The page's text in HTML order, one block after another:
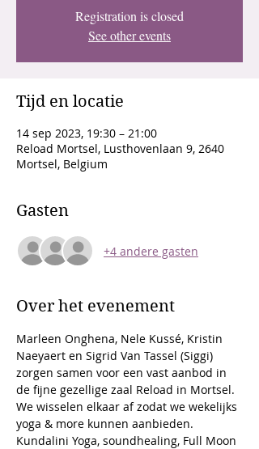
Registration is closed
See other events
Tijd en locatie
14 sep 2023, 19:30 – 21:00
Reload Mortsel, Lusthovenlaan 9, 2640
Mortsel, Belgium
Gasten
+4 andere gasten
Over het evenement
Marleen Onghena, Nele Kussé, Kristin
Naeyaert en Sigrid Van Tassel (Siggi)
zorgen samen voor een vast aanbod in
de fijne gezellige zaal Reload in Mortsel.
We wisselen elkaar af zodat we wekelijks
yoga & more kunnen aanbieden.
Kundalini Yoga, soundhealing, Full Moon